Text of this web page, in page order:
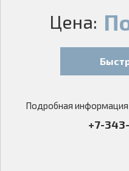
Цена:
Подробная
+7-